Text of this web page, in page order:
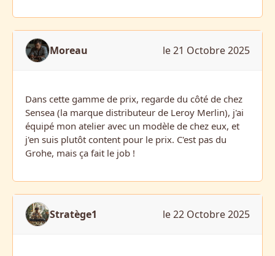
Moreau le 21 Octobre 2025
Dans cette gamme de prix, regarde du côté de chez
Sensea (la marque distributeur de Leroy Merlin), j'ai
équipé mon atelier avec un modèle de chez eux, et
j'en suis plutôt content pour le prix. C'est pas du
Grohe, mais ça fait le job !
Stratège1 le 22 Octobre 2025